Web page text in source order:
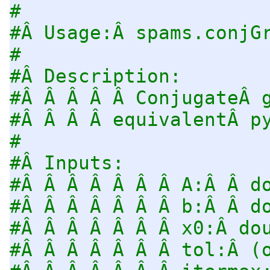
#
#Â Usage:Â
#
#Â Description:
#Â Â Â Â Â
#Â Â Â Â equivalentÂ
#
#Â Inputs:
#Â Â Â Â Â Â Â A:Â Â
#Â Â Â Â Â Â Â b:Â Â
#Â Â Â Â Â Â Â x0:Â
#Â Â Â Â Â Â Â tol:Â